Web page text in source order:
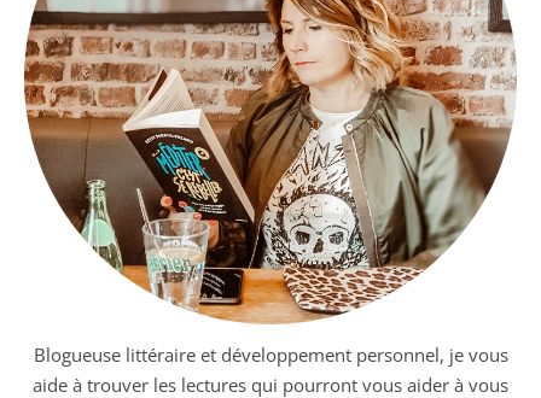
Blogueuse littéraire et développement personnel, je vous
aide à trouver les lectures qui pourront vous aider à vous